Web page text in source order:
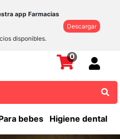
app Farmacias
disponibles.
Descargar
0
bebes Higiene dental